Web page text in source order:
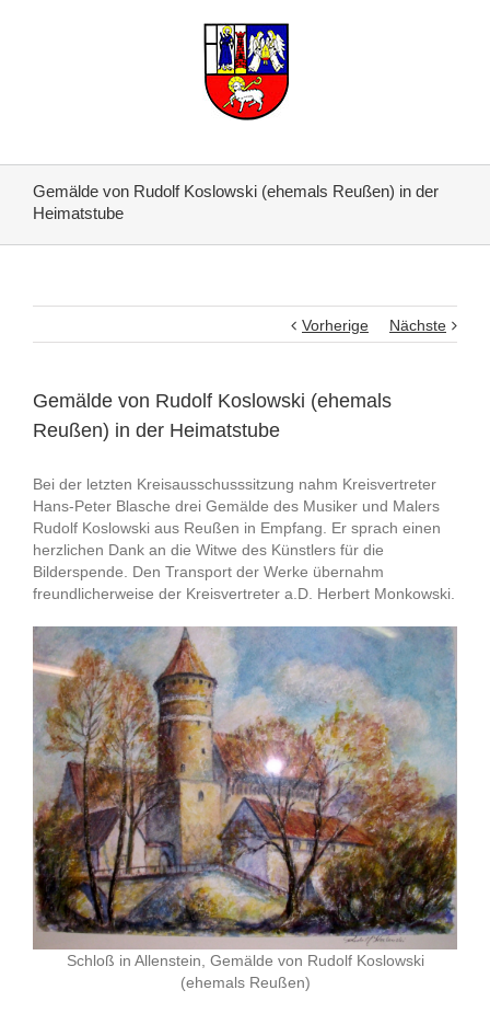
Gemälde von Rudolf Koslowski (ehemals Reußen) in der
Heimatstube
Vorherige Nächste
Gemälde von Rudolf Koslowski (ehemals
Reußen) in der Heimatstube
Bei der letzten Kreisausschusssitzung nahm Kreisvertreter
Hans-Peter Blasche drei Gemälde des Musiker und Malers
Rudolf Koslowski aus Reußen in Empfang. Er sprach einen
herzlichen Dank an die Witwe des Künstlers für die
Bilderspende. Den Transport der Werke übernahm
freundlicherweise der Kreisvertreter a.D. Herbert Monkowski.
Schloß in Allenstein, Gemälde von Rudolf Koslowski
(ehemals Reußen)